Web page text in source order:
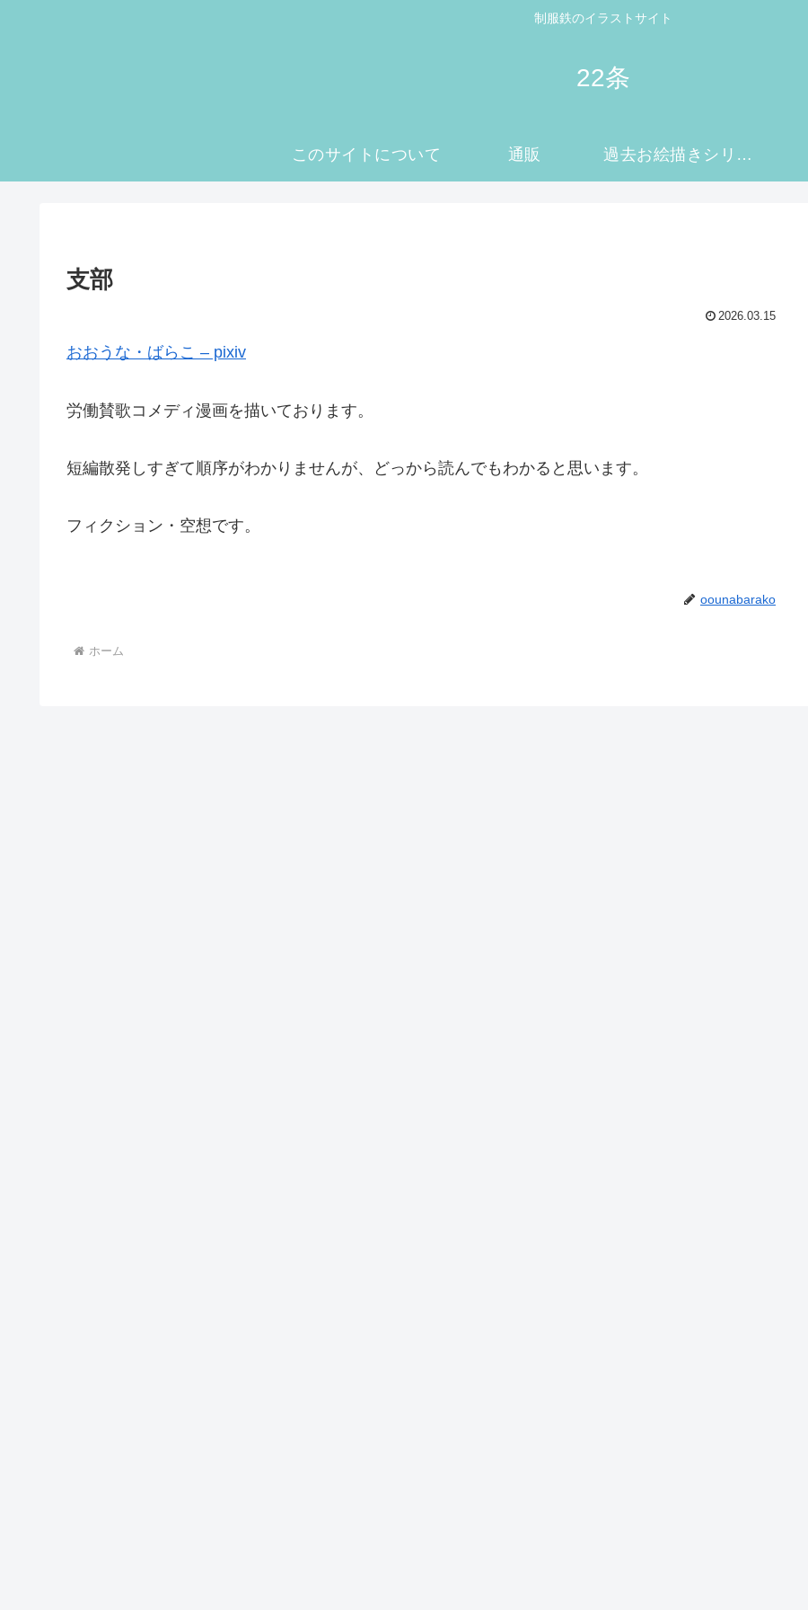
制服鉄のイラストサイト
22条
このサイトについて 通販 過去お絵描きシリーズ
支部
2026.03.15
おおうな・ばらこ – pixiv
労働賛歌コメディ漫画を描いております。
短編散発しすぎて順序がわかりませんが、どっから読んでもわかると思います。
フィクション・空想です。
oounabarako
ホーム